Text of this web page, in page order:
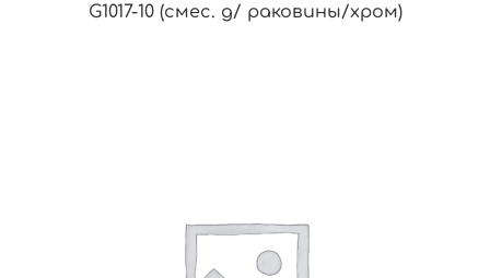
G1017-10 (смес. д/ раковины/хром)